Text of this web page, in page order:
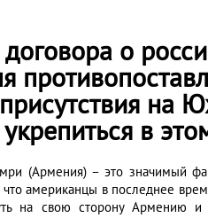
о
на
в
(Армения) – это значимый
американцы в последнее
на свою сторону Армению